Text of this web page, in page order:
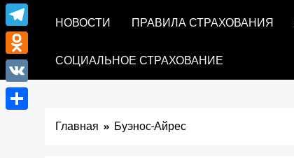
НОВОСТИ ПРАВИЛА СТРАХОВАНИЯ
СОЦИАЛЬНОЕ СТРАХОВАНИЕ
Главная Буэнос-Айрес
Viber
Telegram
Odnoklassniki
VK
Отправить